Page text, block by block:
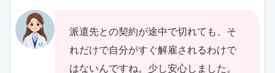
派遣先との契約が途中で切れても、そ
れだけで自分がすぐ解雇されるわけで
はないんですね。少し安心しました。